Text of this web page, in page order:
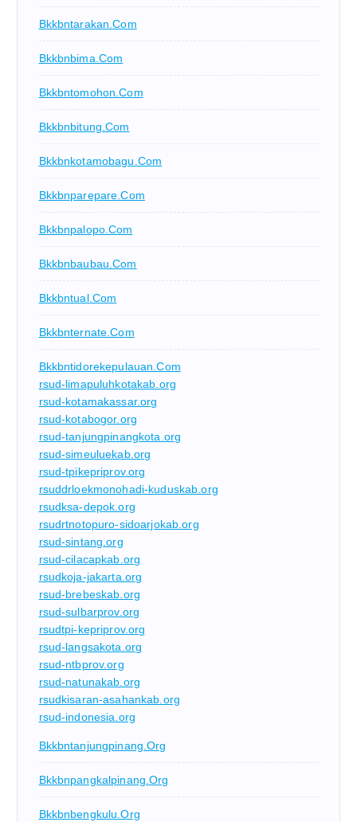
Bkkbntarakan.com
Bkkbnbima.com
Bkkbntomohon.com
Bkkbnbitung.com
Bkkbnkotamobagu.com
Bkkbnparepare.com
Bkkbnpalopo.com
Bkkbnbaubau.com
Bkkbntual.com
Bkkbnternate.com
Bkkbntidorekepulauan.com
rsud-limapuluhkotakab.org
rsud-kotamakassar.org
rsud-kotabogor.org
rsud-tanjungpinangkota.org
rsud-simeuluekab.org
rsud-tpikepriprov.org
rsuddrloekmonohadi-kuduskab.org
rsudksa-depok.org
rsudrtnotopuro-sidoarjokab.org
rsud-sintang.org
rsud-cilacapkab.org
rsudkoja-jakarta.org
rsud-brebeskab.org
rsud-sulbarprov.org
rsudtpi-kepriprov.org
rsud-langsakota.org
rsud-ntbprov.org
rsud-natunakab.org
rsudkisaran-asahankab.org
rsud-indonesia.org
Bkkbntanjungpinang.org
Bkkbnpangkalpinang.org
Bkkbnbengkulu.org